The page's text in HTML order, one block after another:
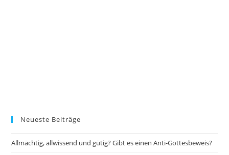
Neueste Beiträge
Allmächtig, allwissend und gütig? Gibt es einen Anti-Gottesbeweis?